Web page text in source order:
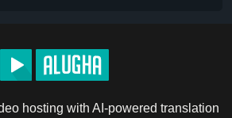
hosting with AI-powered translation